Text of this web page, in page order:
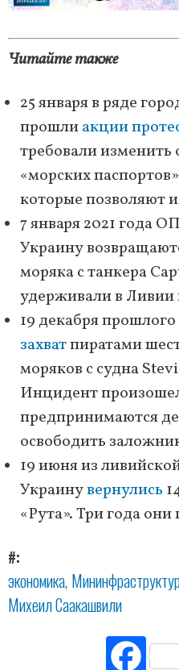
Читайте также
25 января в ряде
прошлиакции
требовали
«морских
которые позволяют
7 января 2021 года ОП
Украину
моряка с танкера
удерживали в Ливии
19 декабря
захватпиратами
моряков с судна
Инцидент
предпринимаются
освободить
19 июня из
Украинувернулись
«Рута». Три года
#
экономика
Михеил Саакашвили